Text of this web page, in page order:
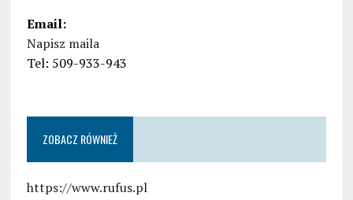
Email:
Napisz maila
Tel: 509-933-943
ZOBACZ RÓWNIEŻ
https://www.rufus.pl